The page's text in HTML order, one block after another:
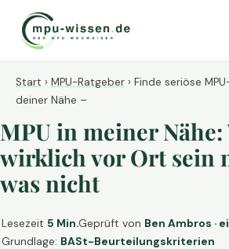
Start › MPU-Ratgeber › Finde seriöse
deiner Nähe –
MPU in meiner Nähe:
wirklich vor Ort sein
was nicht
Lesezeit 5 Min.Geprüft von Ben Ambros ·
Grundlage: BASt-Beurteilungskriterien